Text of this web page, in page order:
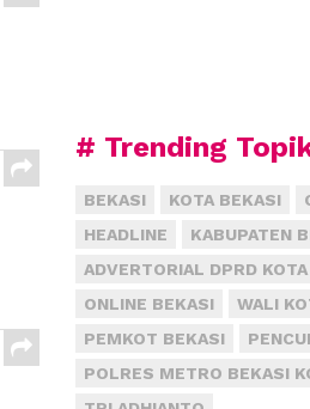
# Trending
BEKASI KOTA BEKASI
HEADLINE
KABUPATEN
ADVERTORIAL DPRD
ONLINE BEKASI
WALI
PEMKOT BEKASI
POLRES METRO BEKASI